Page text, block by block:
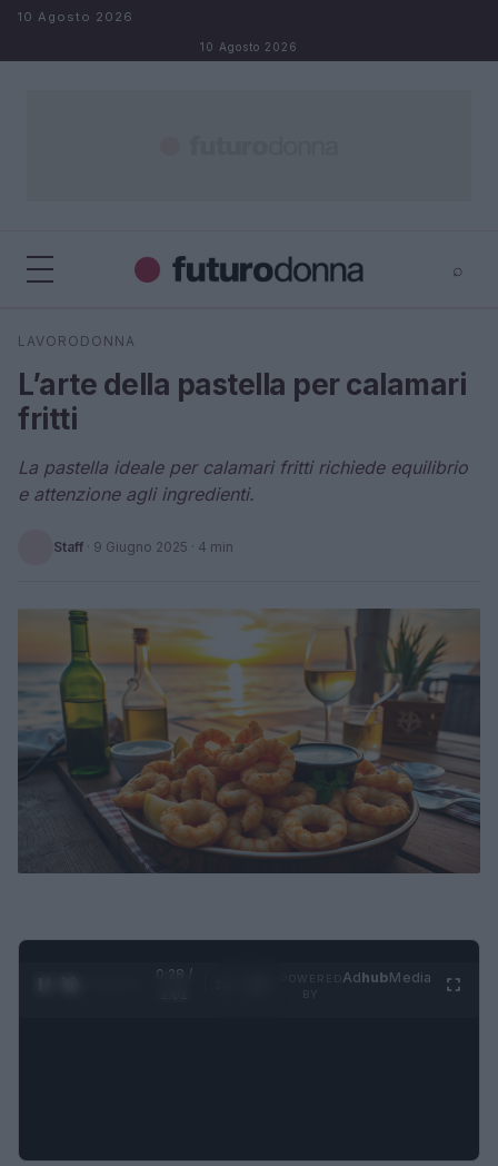
Salta al contenuto
10 Agosto 2026
10 Agosto 2026
⌕
Cerca
LAVORODONNA
L’arte della pastella per calamari
fritti
La pastella ideale per calamari fritti richiede equilibrio
e attenzione agli ingredienti.
Staff · 9 Giugno 2025 · 4 min
0:29 /
AdhubMedia